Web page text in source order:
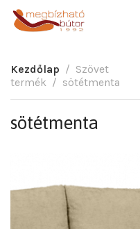
Kezdőlap
Szövet
termék
sötétmenta
sötétmenta